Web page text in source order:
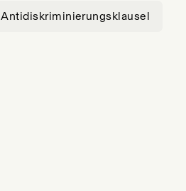
Antidiskriminierungsklausel